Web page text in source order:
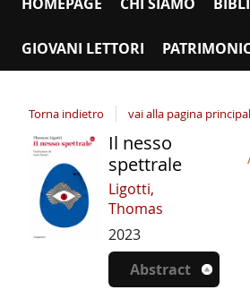
GIOVANI LETTORI
Torna indietro vai alla pagina
Dettaglio
del
documento
Il nesso
spettrale
Ligotti,
Thomas
2023
Abstract